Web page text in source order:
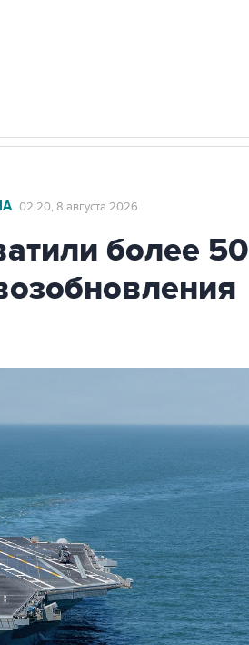
02:20, 8 августа 2026
более 50